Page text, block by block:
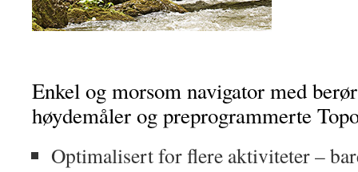
Enkel og morsom navigator med
høydemåler og preprogrammerte
Optimalisert for flere aktiviteter –